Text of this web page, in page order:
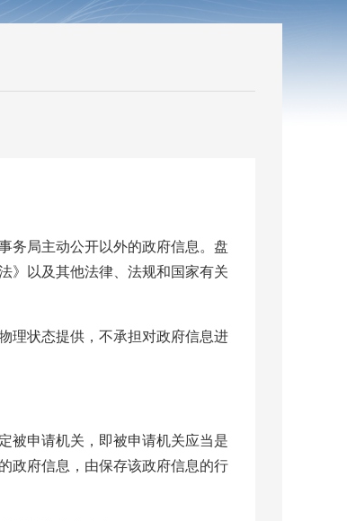
务局主动公开以外的政府信息。盘
》以及其他法律、法规和国家有关
理状态提供，不承担对政府信息进
被申请机关，即被申请机关应当是
政府信息，由保存该政府信息的行